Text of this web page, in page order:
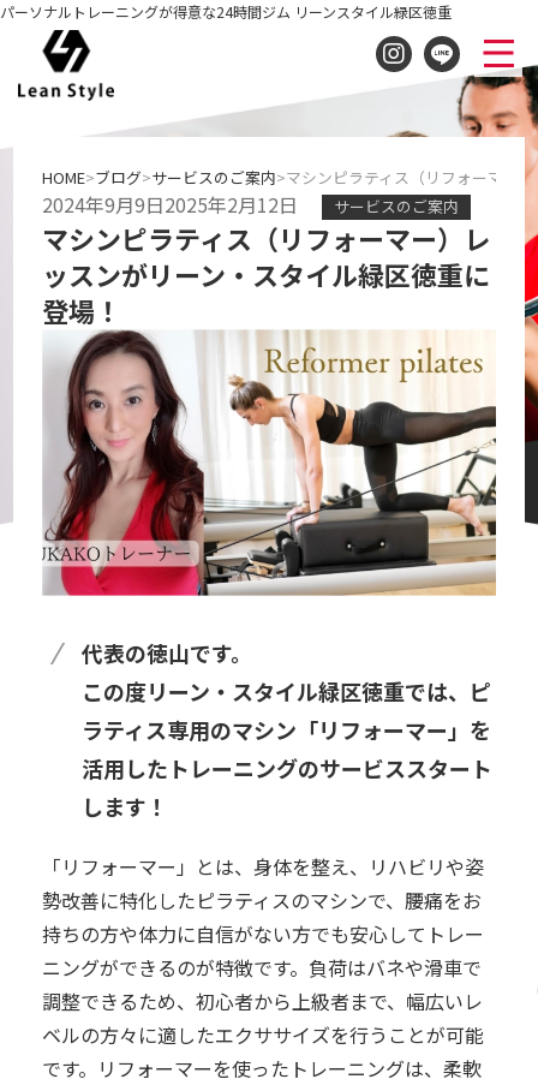
パーソナルトレーニングが得意な24時間ジム リーンスタイル緑区徳重
HOME ブログ サービスのご案内 マシンピラティス（リフォーマー
2024年9月9日2025年2月12日 サービスのご案内
マシンピラティス（リフォーマー）レ
ッスンがリーン・スタイル緑区徳重に
登場！
代表の徳山です。
この度リーン・スタイル緑区徳重では、ピ
ラティス専用のマシン「リフォーマー」を
活用したトレーニングのサービススタート
します！
「リフォーマー」とは、身体を整え、リハビリや姿
勢改善に特化したピラティスのマシンで、腰痛をお
持ちの方や体力に自信がない方でも安心してトレー
ニングができるのが特徴です。負荷はバネや滑車で
調整できるため、初心者から上級者まで、幅広いレ
ベルの方々に適したエクササイズを行うことが可能
です。リフォーマーを使ったトレーニングは、柔軟